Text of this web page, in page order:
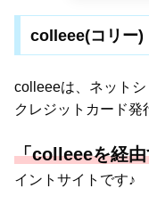
colleee(コリー)
colleeeは、ネットシ
クレジットカード発
「colleeeを経
イントサイトです♪